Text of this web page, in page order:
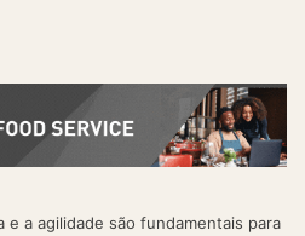
a agilidade são fundamentais para